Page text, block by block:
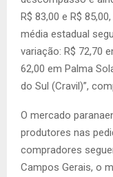
R$ 83,00 e R$
média estadual
variação: R$ 72,70
62,00 em Palma
do Sul (Cravil)”,
O mercado
produtores nas
compradores
Campos Gerais, o